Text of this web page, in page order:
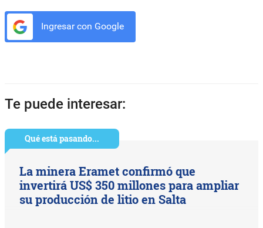
Ingresar con Google
Te puede interesar:
Qué está pasando...
La minera Eramet confirmó que
invertirá US$ 350 millones para ampliar
su producción de litio en Salta